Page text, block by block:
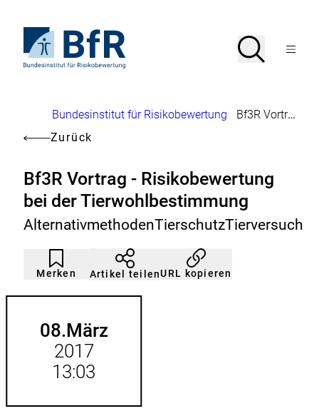
Seiteninhalt
springenStartseite
von
Suche
SucheMenü
Brotkrumennavigation
Bundesinstitut für Risikobewertung
Bf3R Vortrag - Risikobewertung bei der Tierwohlbestimmung
Zurück
Bf3R Vortrag - Risikobewertung
bei der Tierwohlbestimmung
AlternativmethodenTierschutzTierversuch
Merken
Artikel
nicht
gemerkt
Durch
Klicken
der
Artikel teilenURL kopieren
08.März
2017
13:03